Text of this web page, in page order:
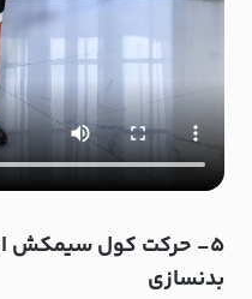
۵- حرکت کول سیمکش
بدنسازی